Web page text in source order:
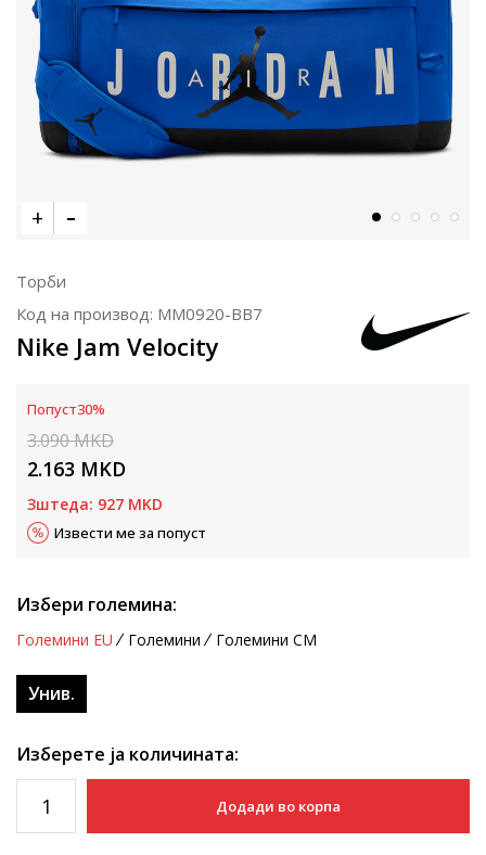
Торби
Код на производ: MM0920-BB7
Nike Jam Velocity
Попуст30%
3.090MKD
2.163 MKD
Зштеда: 927 MKD
Извести ме за попуст
Избери големина:
Големини EU Големини Големини CM
Унив.
Изберете ја количината:
Додади во корпа